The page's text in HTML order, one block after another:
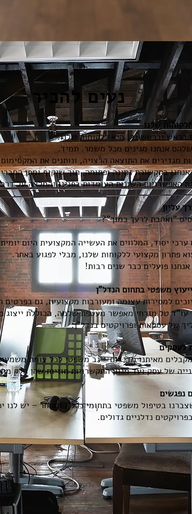
נעים להכיר
שלנו
בראש ובראשונה, היא ללקוחות שלנו.
אנחנו מגינים מכל משמר. תמיד.
מגדירים את התוצאה הרצויה, ונותנים את
בתקשורת זמינה ופתוחה, תוך שיקוף ומתן
האפשרויות השונות העומדות בפנינו והמלצה על
עליון
"ואהבת לרעך כמוך"?
יסוד, המלווים את העשייה המקצועית היום
פתרון מקצועי ללקוחות שלנו, מבלי לפגוע באחר.
פועלים כבר שנים רבות!
משפטי בתחום הנדל"ן
למסירות עצומה ומעורבות מקצועית, גם בפרטים
טל מזרחי מאפשר מעטפת שלמה, הכוללת ייצוג
של עסקאות ופרויקטים בנדל"ן.
לעסקים
מאיתנו מדי יום - גב משפטי לכל צומת
של עסק ועד מגוון התקשרויות חוזיות שהן חלק
נפגשים
בטיפול משפטי בתחומי נדל"ן ומסחר – יש לנו
נדלניים גדולים.